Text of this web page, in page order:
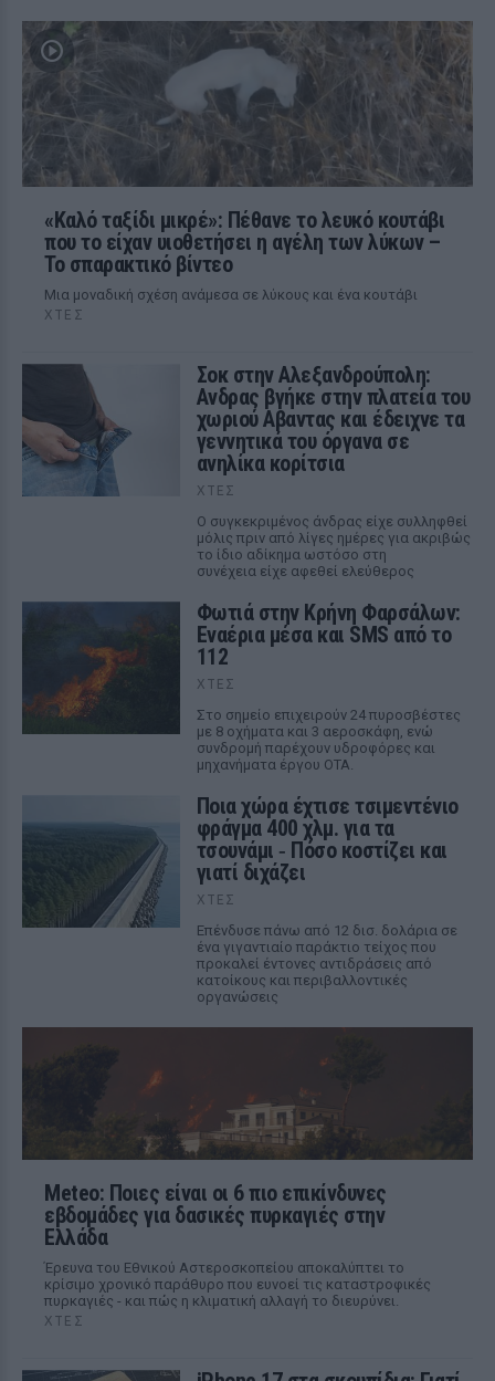
«Καλό ταξίδι μικρέ»: Πέθανε το λευκό κουτάβι
που το είχαν υιοθετήσει η αγέλη των λύκων –
Το σπαρακτικό βίντεο
Μια μοναδική σχέση ανάμεσα σε λύκους και ένα κουτάβι
ΧΤΕΣ
Σοκ στην Αλεξανδρούπολη:
Ανδρας βγήκε στην πλατεία του
χωριού Αβαντας και έδειχνε τα
γεννητικά του όργανα σε
ανηλίκα κορίτσια
ΧΤΕΣ
Ο συγκεκριμένος άνδρας είχε συλληφθεί
μόλις πριν από λίγες ημέρες για ακριβώς
το ίδιο αδίκημα ωστόσο στη
συνέχεια είχε αφεθεί ελεύθερος
Φωτιά στην Κρήνη Φαρσάλων:
Εναέρια μέσα και SMS από το
112
ΧΤΕΣ
Στο σημείο επιχειρούν 24 πυροσβέστες
με 8 οχήματα και 3 αεροσκάφη, ενώ
συνδρομή παρέχουν υδροφόρες και
μηχανήματα έργου ΟΤΑ.
Ποια χώρα έχτισε τσιμεντένιο
φράγμα 400 χλμ. για τα
τσουνάμι ‑ Πόσο κοστίζει και
γιατί διχάζει
ΧΤΕΣ
Επένδυσε πάνω από 12 δισ. δολάρια σε
ένα γιγαντιαίο παράκτιο τείχος που
προκαλεί έντονες αντιδράσεις από
κατοίκους και περιβαλλοντικές
οργανώσεις
Meteo: Ποιες είναι οι 6 πιο επικίνδυνες
εβδομάδες για δασικές πυρκαγιές στην
Ελλάδα
Έρευνα του Εθνικού Αστεροσκοπείου αποκαλύπτει το
κρίσιμο χρονικό παράθυρο που ευνοεί τις καταστροφικές
πυρκαγιές - και πώς η κλιματική αλλαγή το διευρύνει.
ΧΤΕΣ